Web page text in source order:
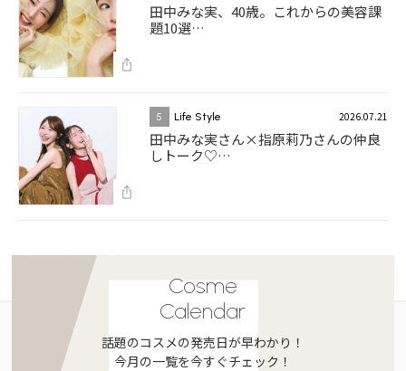
田中みな実、40歳。これからの美容課
題10選…
5 Life Style 2026.07.21
田中みな実さん×指原莉乃さんの仲良
しトーク♡…
Cosme
Calendar
話題のコスメの発売日が早わかり！
今月の一覧を今すぐチェック！